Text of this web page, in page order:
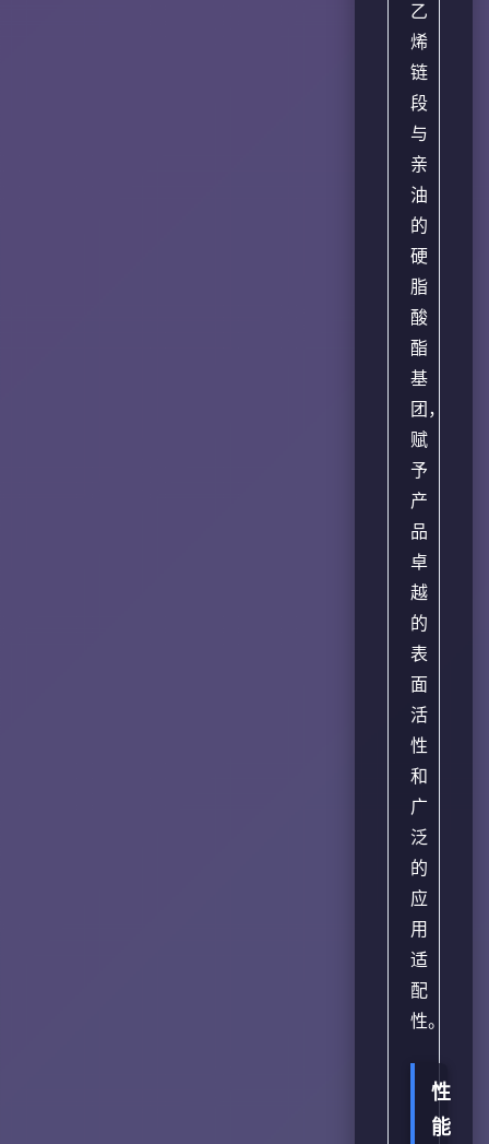
乙
烯
链
段
与
亲
油
的
硬
脂
酸
酯
基
团，
赋
予
产
品
卓
越
的
表
面
活
性
和
广
泛
的
应
用
适
配
性。
性
能